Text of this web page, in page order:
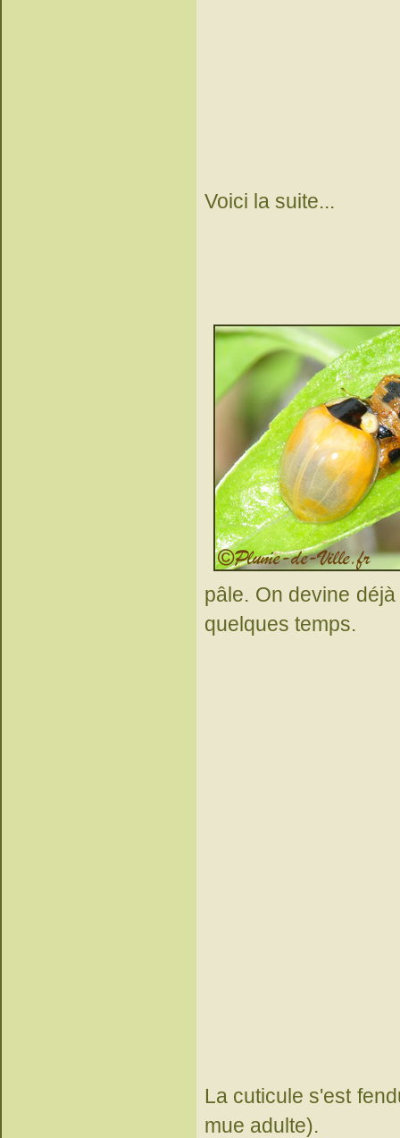
Voici la suite...
pâle. On devine
quelques temps.
La cuticule s'est
mue adulte).